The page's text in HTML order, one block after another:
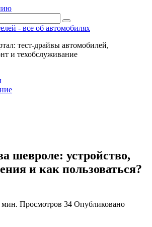
- все об автомобилях
тест-драйвы автомобилей,
и техобслуживание
шевроле: устройство,
и как пользоваться?
мин. Просмотров 34 Опубликовано